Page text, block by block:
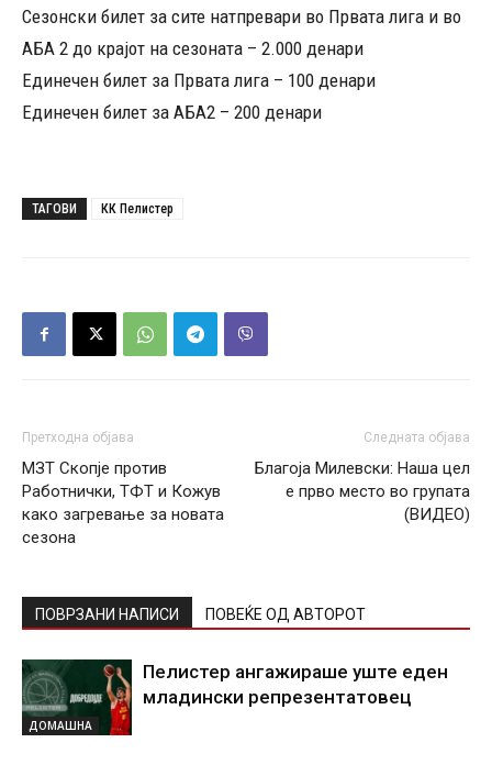
Сезонски билет за сите натпревари во Првата лига и во
АБА 2 до крајот на сезоната – 2.000 денари
Единечен билет за Првата лига – 100 денари
Единечен билет за АБА2 – 200 денари
ТАГОВИ КК Пелистер
Претходна објава
МЗТ Скопје против
Работнички, ТФТ и Кожув
како загревање за новата
сезона
Следната објава
Благоја Милевски: Наша цел
е прво место во групата
(ВИДЕО)
ПОВРЗАНИ НАПИСИ ПОВЕЌЕ ОД АВТОРОТ
ДОМАШНА
Пелистер ангажираше уште еден
младински репрезентатовец